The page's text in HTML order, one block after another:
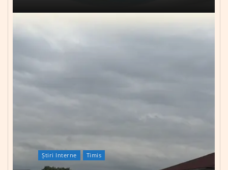
Știri Interne Timis